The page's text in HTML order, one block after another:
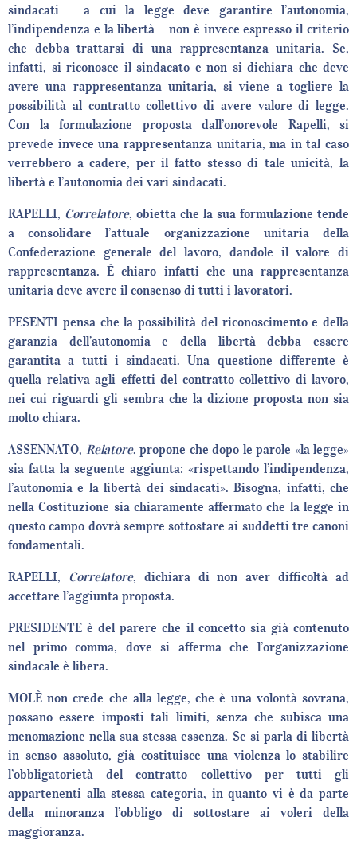
sindacati – a cui la legge deve garantire l’autonomia,
l’indipendenza e la libertà – non è invece espresso il criterio
che debba trattarsi di una rappresentanza unitaria. Se,
infatti, si riconosce il sindacato e non si dichiara che deve
avere una rappresentanza unitaria, si viene a togliere la
possibilità al contratto collettivo di avere valore di legge.
Con la formulazione proposta dall’onorevole Rapelli, si
prevede invece una rappresentanza unitaria, ma in tal caso
verrebbero a cadere, per il fatto stesso di tale unicità, la
libertà e l’autonomia dei vari sindacati.
RAPELLI, Correlatore, obietta che la sua formulazione tende
a consolidare l’attuale organizzazione unitaria della
Confederazione generale del lavoro, dandole il valore di
rappresentanza. È chiaro infatti che una rappresentanza
unitaria deve avere il consenso di tutti i lavoratori.
PESENTI pensa che la possibilità del riconoscimento e della
garanzia dell’autonomia e della libertà debba essere
garantita a tutti i sindacati. Una questione differente è
quella relativa agli effetti del contratto collettivo di lavoro,
nei cui riguardi gli sembra che la dizione proposta non sia
molto chiara.
ASSENNATO, Relatore, propone che dopo le parole «la legge»
sia fatta la seguente aggiunta: «rispettando l’indipendenza,
l’autonomia e la libertà dei sindacati». Bisogna, infatti, che
nella Costituzione sia chiaramente affermato che la legge in
questo campo dovrà sempre sottostare ai suddetti tre canoni
fondamentali.
RAPELLI, Correlatore, dichiara di non aver difficoltà ad
accettare l’aggiunta proposta.
PRESIDENTE è del parere che il concetto sia già contenuto
nel primo comma, dove si afferma che l’organizzazione
sindacale è libera.
MOLÈ non crede che alla legge, che è una volontà sovrana,
possano essere imposti tali limiti, senza che subisca una
menomazione nella sua stessa essenza. Se si parla di libertà
in senso assoluto, già costituisce una violenza lo stabilire
l’obbligatorietà del contratto collettivo per tutti gli
appartenenti alla stessa categoria, in quanto vi è da parte
della minoranza l’obbligo di sottostare ai voleri della
maggioranza.